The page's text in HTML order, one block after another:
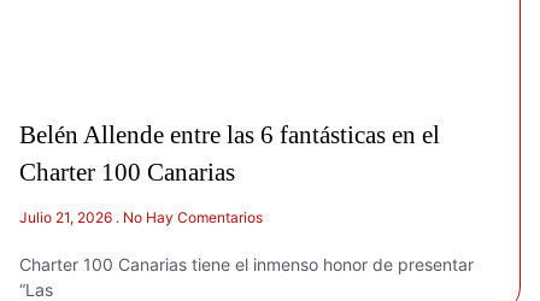
Belén Allende entre las 6 fantásticas en el
Charter 100 Canarias
Julio 21, 2026 No Hay Comentarios
Charter 100 Canarias tiene el inmenso honor de presentar
“Las